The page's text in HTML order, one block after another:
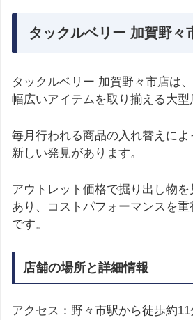
タックルベリー 加賀野々
タックルベリー 加賀野々市店は
幅広いアイテムを取り揃える大型
毎月行われる商品の入れ替えに
新しい発見があります。
アウトレット価格で掘り出し物
あり、コストパフォーマンスを
です。
店舗の場所と詳細情報
アクセス：野々市駅から徒歩約11